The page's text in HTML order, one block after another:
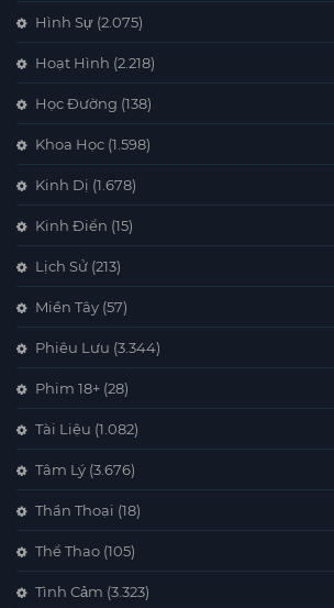
Hình Sự (2.075)
Hoạt Hình (2.218)
Học Đường (138)
Khoa Học (1.598)
Kinh Dị (1.678)
Kinh Điển (15)
Lịch Sử (213)
Miền Tây (57)
Phiêu Lưu (3.344)
Phim 18+ (28)
Tài Liệu (1.082)
Tâm Lý (3.676)
Thần Thoại (18)
Thể Thao (105)
Tình Cảm (3.323)